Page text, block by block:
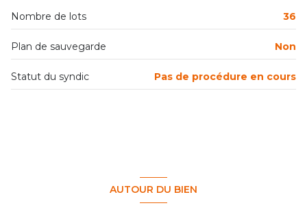
2 étage(s)
ascenseur
Nombre de lots 36
Plan de sauvegarde Non
Statut du syndic Pas de procédure en cours
AUTOUR DU BIEN